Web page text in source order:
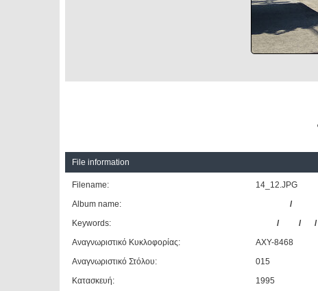
File information
Filename:
14_12.JPG
Album name:
/
Keywords:
/ / /
Αναγνωριστικό Κυκλοφορίας:
ΑΧΥ-8468
Αναγνωριστικό Στόλου:
015
Κατασκευή:
1995